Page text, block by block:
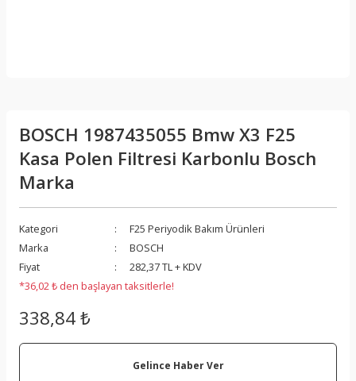
BOSCH 1987435055 Bmw X3 F25
Kasa Polen Filtresi Karbonlu Bosch
Marka
Kategori
F25 Periyodik Bakım Ürünleri
Marka
BOSCH
Fiyat
282,37 TL + KDV
*36,02 ₺ den başlayan taksitlerle!
338,84 ₺
Gelince Haber Ver